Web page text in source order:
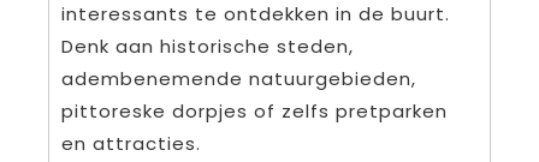
interessants te ontdekken in de buurt.
Denk aan historische steden,
adembenemende natuurgebieden,
pittoreske dorpjes of zelfs pretparken
en attracties.